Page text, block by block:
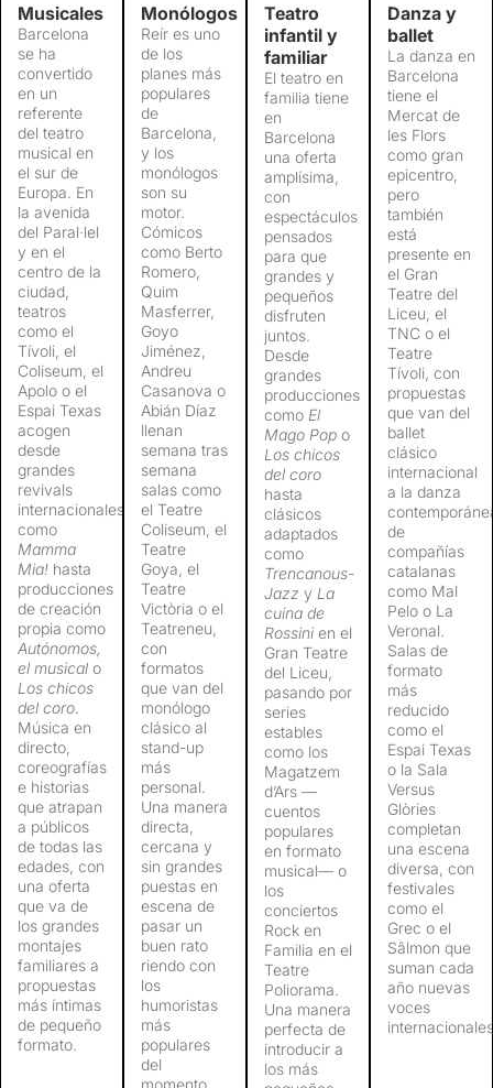
Musicales
Barcelona
se ha
convertido
en un
referente
del teatro
musical en
el sur de
Europa. En
la avenida
del Paral·lel
y en el
centro de la
ciudad,
teatros
como el
Tívoli, el
Coliseum, el
Apolo o el
Espai Texas
acogen
desde
grandes
revivals
internacionales
como
Mamma
Mia! hasta
producciones
de creación
propia como
Autónomos,
el musical o
Los chicos
del coro
Música en
directo,
coreografías
e historias
que atrapan
a públicos
de todas las
edades, con
una oferta
que va de
los grandes
montajes
familiares a
propuestas
más íntimas
de pequeño
formato.
Monólogos
Reír es uno
de los
planes más
populares
de
Barcelona,
y los
monólogos
son su
motor.
Cómicos
como Berto
Romero,
Quim
Masferrer,
Goyo
Jiménez,
Andreu
Casanova o
Abián Díaz
llenan
semana tras
semana
salas como
el Teatre
Coliseum, el
Teatre
Goya, el
Teatre
Victòria o el
Teatreneu,
con
formatos
que van del
monólogo
clásico al
stand-up
más
personal.
Una manera
directa,
cercana y
sin grandes
puestas en
escena de
pasar un
buen rato
riendo con
los
humoristas
más
populares
del
momento.
Teatro
infantil y
familiar
El teatro en
familia tiene
en
Barcelona
una oferta
amplísima,
con
espectáculos
pensados
para que
grandes y
pequeños
disfruten
juntos.
Desde
grandes
producciones
como El
Mago Pop o
Los chicos
del coro
hasta
clásicos
adaptados
como
Trencanous-
Jazz y La
cuina de
Rossini en el
Gran Teatre
del Liceu,
pasando por
series
estables
como los
Magatzem
d’Ars —
cuentos
populares
en formato
musical— o
los
conciertos
Rock en
Familia en el
Teatre
Poliorama.
Una manera
perfecta de
introducir a
los más
Danza y
ballet
La danza en
Barcelona
tiene el
Mercat de
les Flors
como gran
epicentro,
pero
también
está
presente en
el Gran
Teatre del
Liceu, el
TNC o el
Teatre
Tívoli, con
propuestas
que van del
ballet
clásico
internacional
a la danza
de
compañías
catalanas
como Mal
Pelo o La
Veronal.
Salas de
formato
más
reducido
como el
Espai Texas
o la Sala
Versus
Glòries
completan
una escena
diversa, con
festivales
como el
Grec o el
Sâlmon que
suman cada
año nuevas
voces